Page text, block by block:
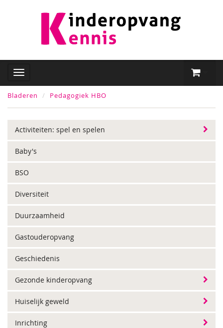
Bladeren Pedagogiek HBO
Activiteiten: spel en spelen
Baby's
BSO
Diversiteit
Duurzaamheid
Gastouderopvang
Geschiedenis
Gezonde kinderopvang
Huiselijk geweld
Inrichting